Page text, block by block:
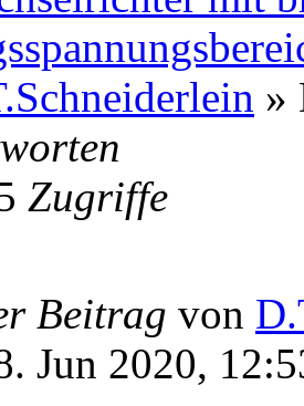
»
Zugriffe
Beitrag von
Jun 2020,